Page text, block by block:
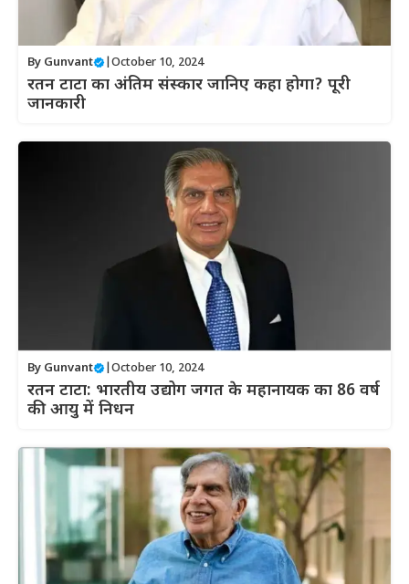
By Gunvant October 10, 2024
रतन टाटा का अंतिम संस्कार जानिए कहा होगा? पूरी
जानकारी
By Gunvant October 10, 2024
रतन टाटा: भारतीय उद्योग जगत के महानायक का 86 वर्ष
की आयु में निधन